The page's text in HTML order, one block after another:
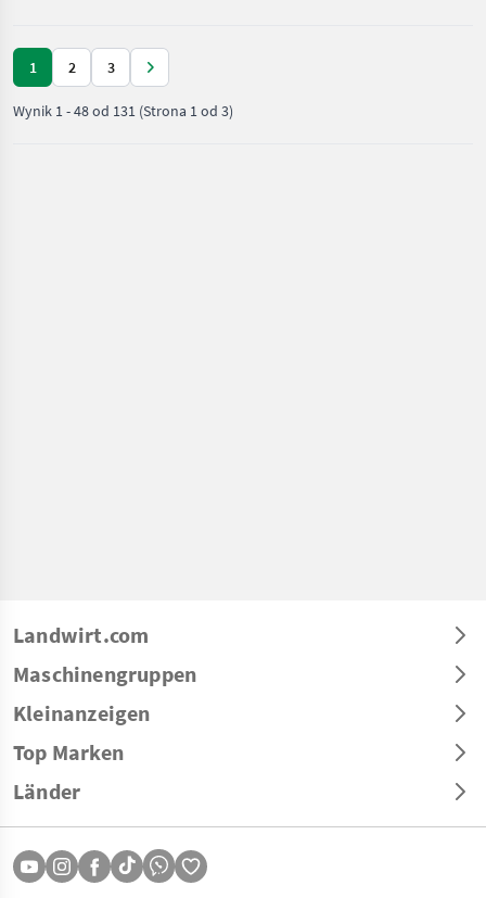
1 2 3
Wynik 1-48od 131 (Strona 1 od 3)
Landwirt.com
Maschinengruppen
Kleinanzeigen
Top Marken
Länder